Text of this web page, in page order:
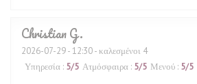
ChristianG
2026-07-29- 12:30 - καλεσμένοι 4
Υπηρεσία : 5/5 Ατμόσφαιρα : 5/5 Μενού : 5/5